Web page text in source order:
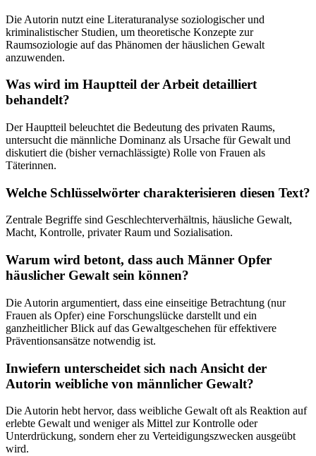
Die Autorin nutzt eine Literaturanalyse soziologischer und
kriminalistischer Studien, um theoretische Konzepte zur
Raumsoziologie auf das Phänomen der häuslichen Gewalt
anzuwenden.
Was wird im Hauptteil der Arbeit detailliert
behandelt?
Der Hauptteil beleuchtet die Bedeutung des privaten Raums,
untersucht die männliche Dominanz als Ursache für Gewalt und
diskutiert die (bisher vernachlässigte) Rolle von Frauen als
Täterinnen.
Welche Schlüsselwörter charakterisieren diesen Text?
Zentrale Begriffe sind Geschlechterverhältnis, häusliche Gewalt,
Macht, Kontrolle, privater Raum und Sozialisation.
Warum wird betont, dass auch Männer Opfer
häuslicher Gewalt sein können?
Die Autorin argumentiert, dass eine einseitige Betrachtung (nur
Frauen als Opfer) eine Forschungslücke darstellt und ein
ganzheitlicher Blick auf das Gewaltgeschehen für effektivere
Präventionsansätze notwendig ist.
Inwiefern unterscheidet sich nach Ansicht der
Autorin weibliche von männlicher Gewalt?
Die Autorin hebt hervor, dass weibliche Gewalt oft als Reaktion auf
erlebte Gewalt und weniger als Mittel zur Kontrolle oder
Unterdrückung, sondern eher zu Verteidigungszwecken ausgeübt
wird.